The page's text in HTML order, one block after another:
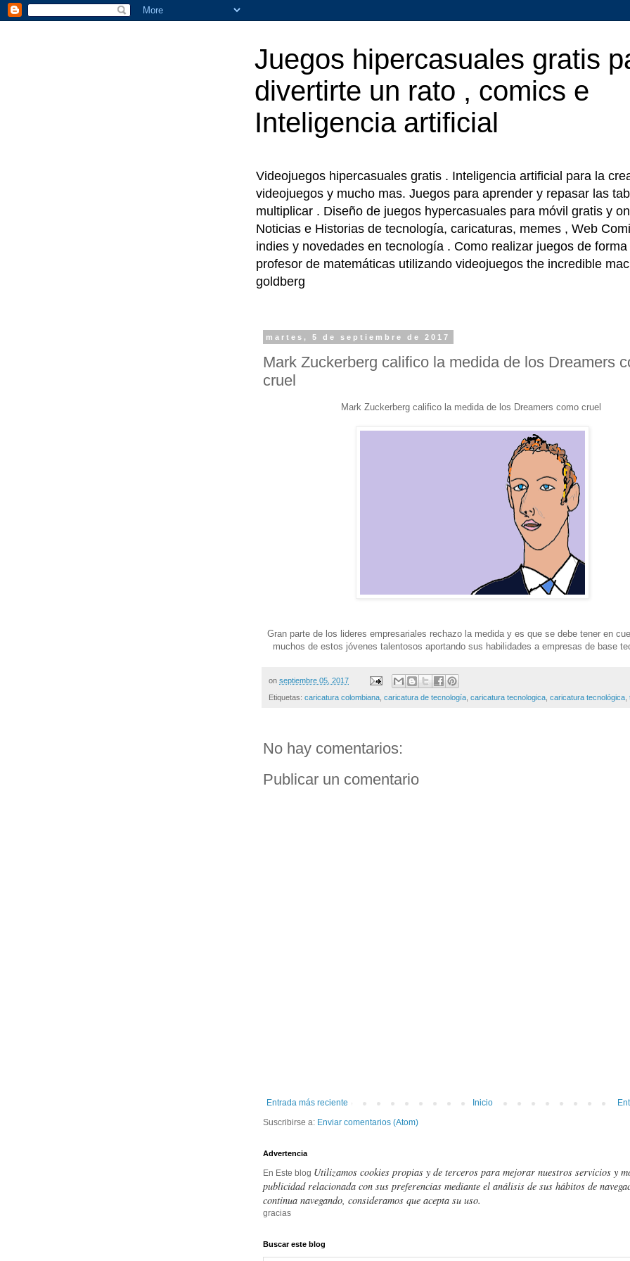
Juegos hipercasuales gratis
divertirte un rato , comics e
Inteligencia artificial
Videojuegos hipercasuales gratis . Inteligencia artificial para la
videojuegos y mucho mas. Juegos para aprender y repasar las
multiplicar . Diseño de juegos hypercasuales para móvil gratis y
Noticias e Historias de tecnología, caricaturas, memes , Web
indies y novedades en tecnología . Como realizar juegos de
profesor de matemáticas utilizando videojuegos the incredible
goldberg
martes, 5 de septiembre de 2017
Mark Zuckerberg califico la medida de los Dreamers
cruel
Mark Zuckerberg califico la medida de los Dreamers como cruel
Gran parte de los lideres empresariales rechazo la medida y es que se debe tener en
muchos de estos jóvenes talentosos aportando sus habilidades a empresas de base
on septiembre 05, 2017
Etiquetas: caricatura colombiana caricatura de tecnología caricatura tecnologica caricatura tecnológica
No hay comentarios:
Publicar un comentario
Entrada más reciente
Inicio
Suscribirse a: Enviar comentarios (Atom)
Advertencia
En Este blog Utilizamos cookies propias y de terceros para mejorar nuestros servicios y
publicidad relacionada con sus preferencias mediante el análisis de sus hábitos de
continua navegando, consideramos que acepta su uso.
gracias
Buscar este blog